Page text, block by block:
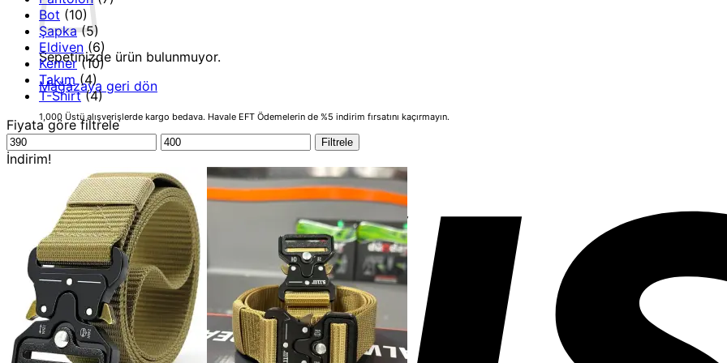
Sepetinizde ürün bulunmuyor.
Mağazaya geri dön
1,000 Üstü alışverişlerde kargo bedava. Havale EFT Ödemelerin de %5 indirim fırsatını kaçırmayın.
Bot (10)
Şapka (5)
Eldiven (6)
Kemer (10)
Takım (4)
T-Shirt (4)
Fiyata göre filtrele
En
düşük
En
yüksek
fiyat
Filtrele
İndirim!